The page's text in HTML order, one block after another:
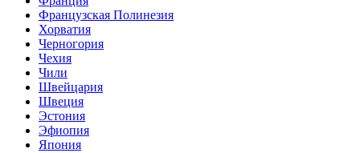
Французская Полинезия
Хорватия
Черногория
Чехия
Чили
Швейцария
Швеция
Эстония
Эфиопия
Япония